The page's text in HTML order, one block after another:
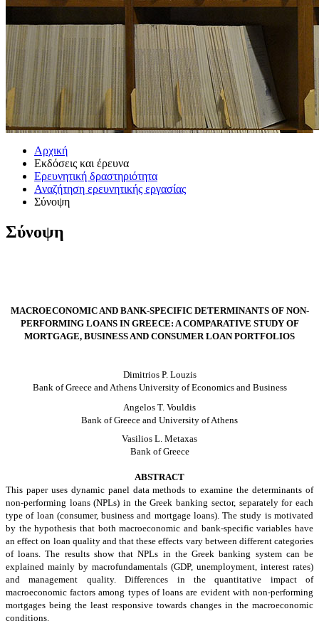
Αρχική
Εκδόσεις και έρευνα
Ερευνητική δραστηριότητα
Αναζήτηση ερευνητικής εργασίας
Σύνοψη
Σύνοψη
MACROECONOMIC AND BANK-SPECIFIC DETERMINANTS OF NON-
PERFORMING LOANS IN GREECE: A COMPARATIVE STUDY OF
MORTGAGE, BUSINESS AND CONSUMER LOAN PORTFOLIOS
Dimitrios P. Louzis
Bank of Greece and Athens University of Economics and Business
Angelos T. Vouldis
Bank of Greece and University of Athens
Vasilios L. Metaxas
Bank of Greece
ABSTRACT
This paper uses dynamic panel data methods to examine the determinants of
non-performing loans (NPLs) in the Greek banking sector, separately for each
type of loan (consumer, business and mortgage loans). The study is motivated
by the hypothesis that both macroeconomic and bank-specific variables have
an effect on loan quality and that these effects vary between different categories
of loans. The results show that NPLs in the Greek banking system can be
explained mainly by macrofundamentals (GDP, unemployment, interest rates)
and management quality. Differences in the quantitative impact of
macroeconomic factors among types of loans are evident with non-performing
mortgages being the least responsive towards changes in the macroeconomic
conditions.